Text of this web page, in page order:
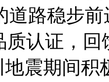
道路稳步
质认证，
地震期间